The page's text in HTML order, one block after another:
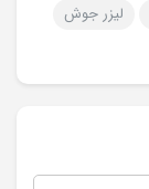
لیزر جوش